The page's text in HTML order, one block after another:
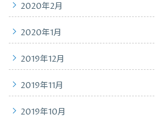
2020年2月
2020年1月
2019年12月
2019年11月
2019年10月